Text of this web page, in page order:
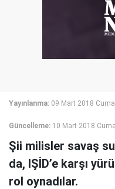
Yayınlanma: 09 Mart 2018
Güncelleme: 10 Mart 2018
Şii milisler savaş
da, IŞİD’e karşı
rol oynadılar.